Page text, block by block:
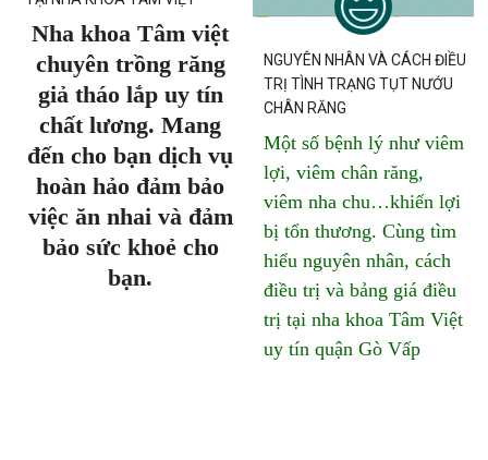
Nha khoa Tâm việt
chuyên trồng răng
giả tháo lắp uy tín
chất lương. Mang
đến cho bạn dịch vụ
hoàn hảo đảm bảo
việc ăn nhai và đảm
bảo sức khoẻ cho
bạn.
NGUYÊN NHÂN VÀ CÁCH ĐIỀU
TRỊ TÌNH TRẠNG TỤT NƯỚU
CHÂN RĂNG
Một số bệnh lý như viêm
lợi, viêm chân răng,
viêm nha chu…khiến lợi
bị tổn thương. Cùng tìm
hiểu nguyên nhân, cách
điều trị và bảng giá điều
trị tại nha khoa Tâm Việt
uy tín quận Gò Vấp